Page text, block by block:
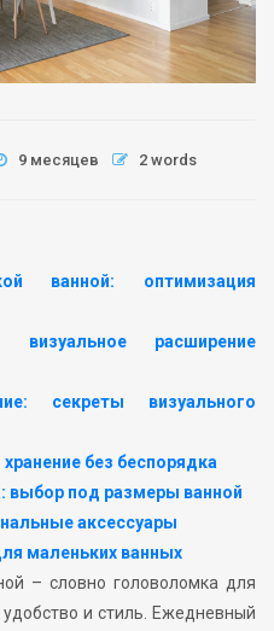
9 месяцев 2 words
ванной: оптимизация
расширение
секреты визуального
без беспорядка
выбор под размеры ванной
аксессуары
маленьких ванных
– словно головоломка для
удобство и стиль. Ежедневный